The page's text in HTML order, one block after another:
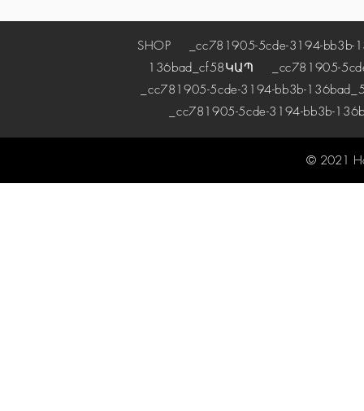
SHOP
_cc781905-5cde-3194-bb3b-
136bad_cf58ԿԱՊ _cc781905-
_cc781905-5cde-3194-bb3b-
_cc781905-5cde-3194-bb3b-
© 2021